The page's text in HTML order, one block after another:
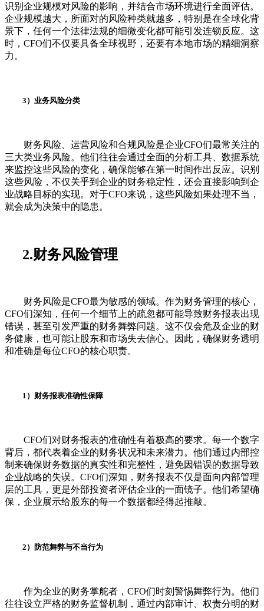
识别企业规模对风险的影响，并结合市场环境进行全面评估。
企业规模越大，所面对的风险种类就越多，特别是在全球化背
景下，任何一个法律法规的细微变化都可能引发连锁反应。这
时，CFO们不仅要具备全球视野，还要有本地市场的精细洞察
力。
3）业务风险分类
财务风险、运营风险和合规风险是企业CFO们最常关注的
三大类业务风险。他们往往会通过全面的分析工具、数据系统
来监控这些风险的变化，确保能够在第一时间作出反应。识别
这些风险，不仅关乎到企业的财务稳定性，还会直接影响到企
业战略目标的实现。对于CFO来说，这些风险如果处理不当，
就会成为决策中的隐患。
2.财务风险管理
财务风险是CFO最为敏感的领域。作为财务管理的核心，
CFO们深知，任何一个细节上的疏忽都可能导致财务报表出现
错误，甚至引发严重的财务舞弊问题。这不仅会危及企业的财
务健康，也可能让股东和市场失去信心。因此，确保财务透明
和准确是每位CFO的核心职责。
1）财务报表准确性保障
CFO们对财务报表的准确性有着极高的要求。每一个数字
背后，都代表着企业的财务状况和未来潜力。他们通过内部控
制来确保财务数据的真实性和完整性，避免因错误的数据导致
企业战略的失误。CFO们深知，财务报表不仅是面向内部管理
层的工具，更是外部投资者评估企业的一面镜子。他们希望确
保，企业展示给股东的每一个数据都经得起推敲。
2）防范舞弊与不当行为
作为企业的财务掌舵者，CFO们时刻警惕舞弊行为。他们
往往设立严格的财务监督机制，通过内部审计、权责分明的财